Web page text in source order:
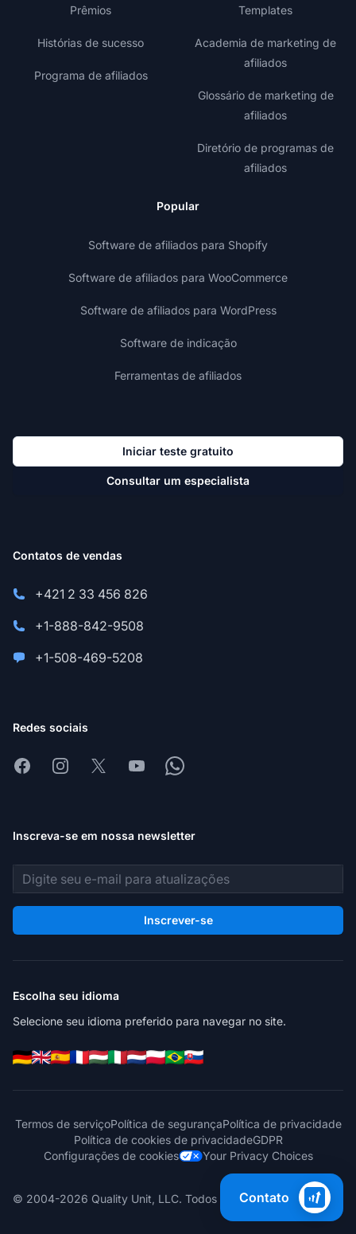
Prêmios
Histórias de sucesso
Programa de afiliados
Templates
Academia de marketing de
afiliados
Glossário de marketing de
afiliados
Diretório de programas de
afiliados
Popular
Software de afiliados para Shopify
Software de afiliados para WooCommerce
Software de afiliados para WordPress
Software de indicação
Ferramentas de afiliados
Iniciar teste gratuito
Consultar um especialista
Contatos de vendas
+421 2 33 456 826
+1-888-842-9508
+1-508-469-5208
Redes sociais
FacebookInstagram
X YoutubeWhatsapp
Inscreva-se em nossa newsletter
Endereço de e-mail
Inscrever-se
Escolha seu idioma
Selecione seu idioma preferido para navegar no site.
Termos de serviçoPolítica de segurançaPolítica de privacidade
Política de cookies de privacidadeGDPR
Configurações de cookies
Your Privacy Choices
© 2004-2026 Quality Unit, LLC. Todos os direitos reservados.
Contato